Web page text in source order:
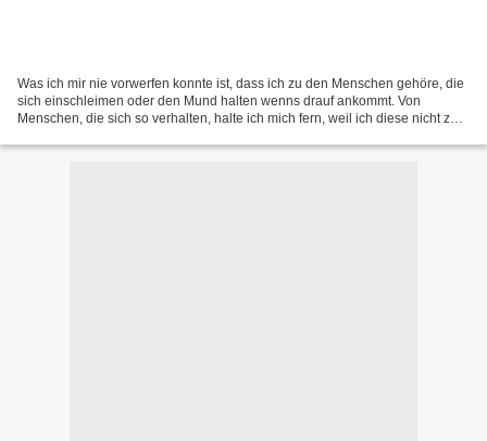
Was ich mir nie vorwerfen konnte ist, dass ich zu den Menschen gehöre, die
sich einschleimen oder den Mund halten wenns drauf ankommt. Von
Menschen, die sich so verhalten, halte ich mich fern, weil ich diese nicht zum